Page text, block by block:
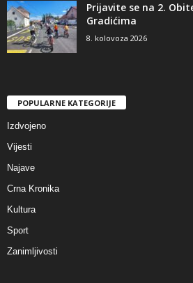
Prijavite se na 2.
Gradićima
8. kolovoza 2026
POPULARNE KATEGORIJE
Izdvojeno
Vijesti
Najave
Crna Kronika
Kultura
Sport
Zanimljivosti